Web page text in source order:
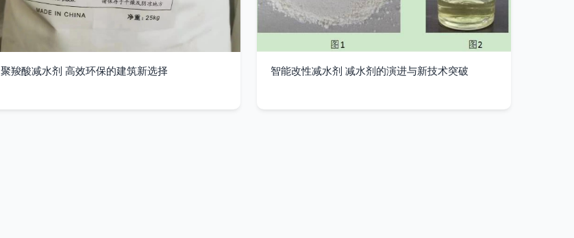
聚羧酸减水剂 高效环保的建筑新选择 智能改性减水剂 减水剂的演进与新技术突破